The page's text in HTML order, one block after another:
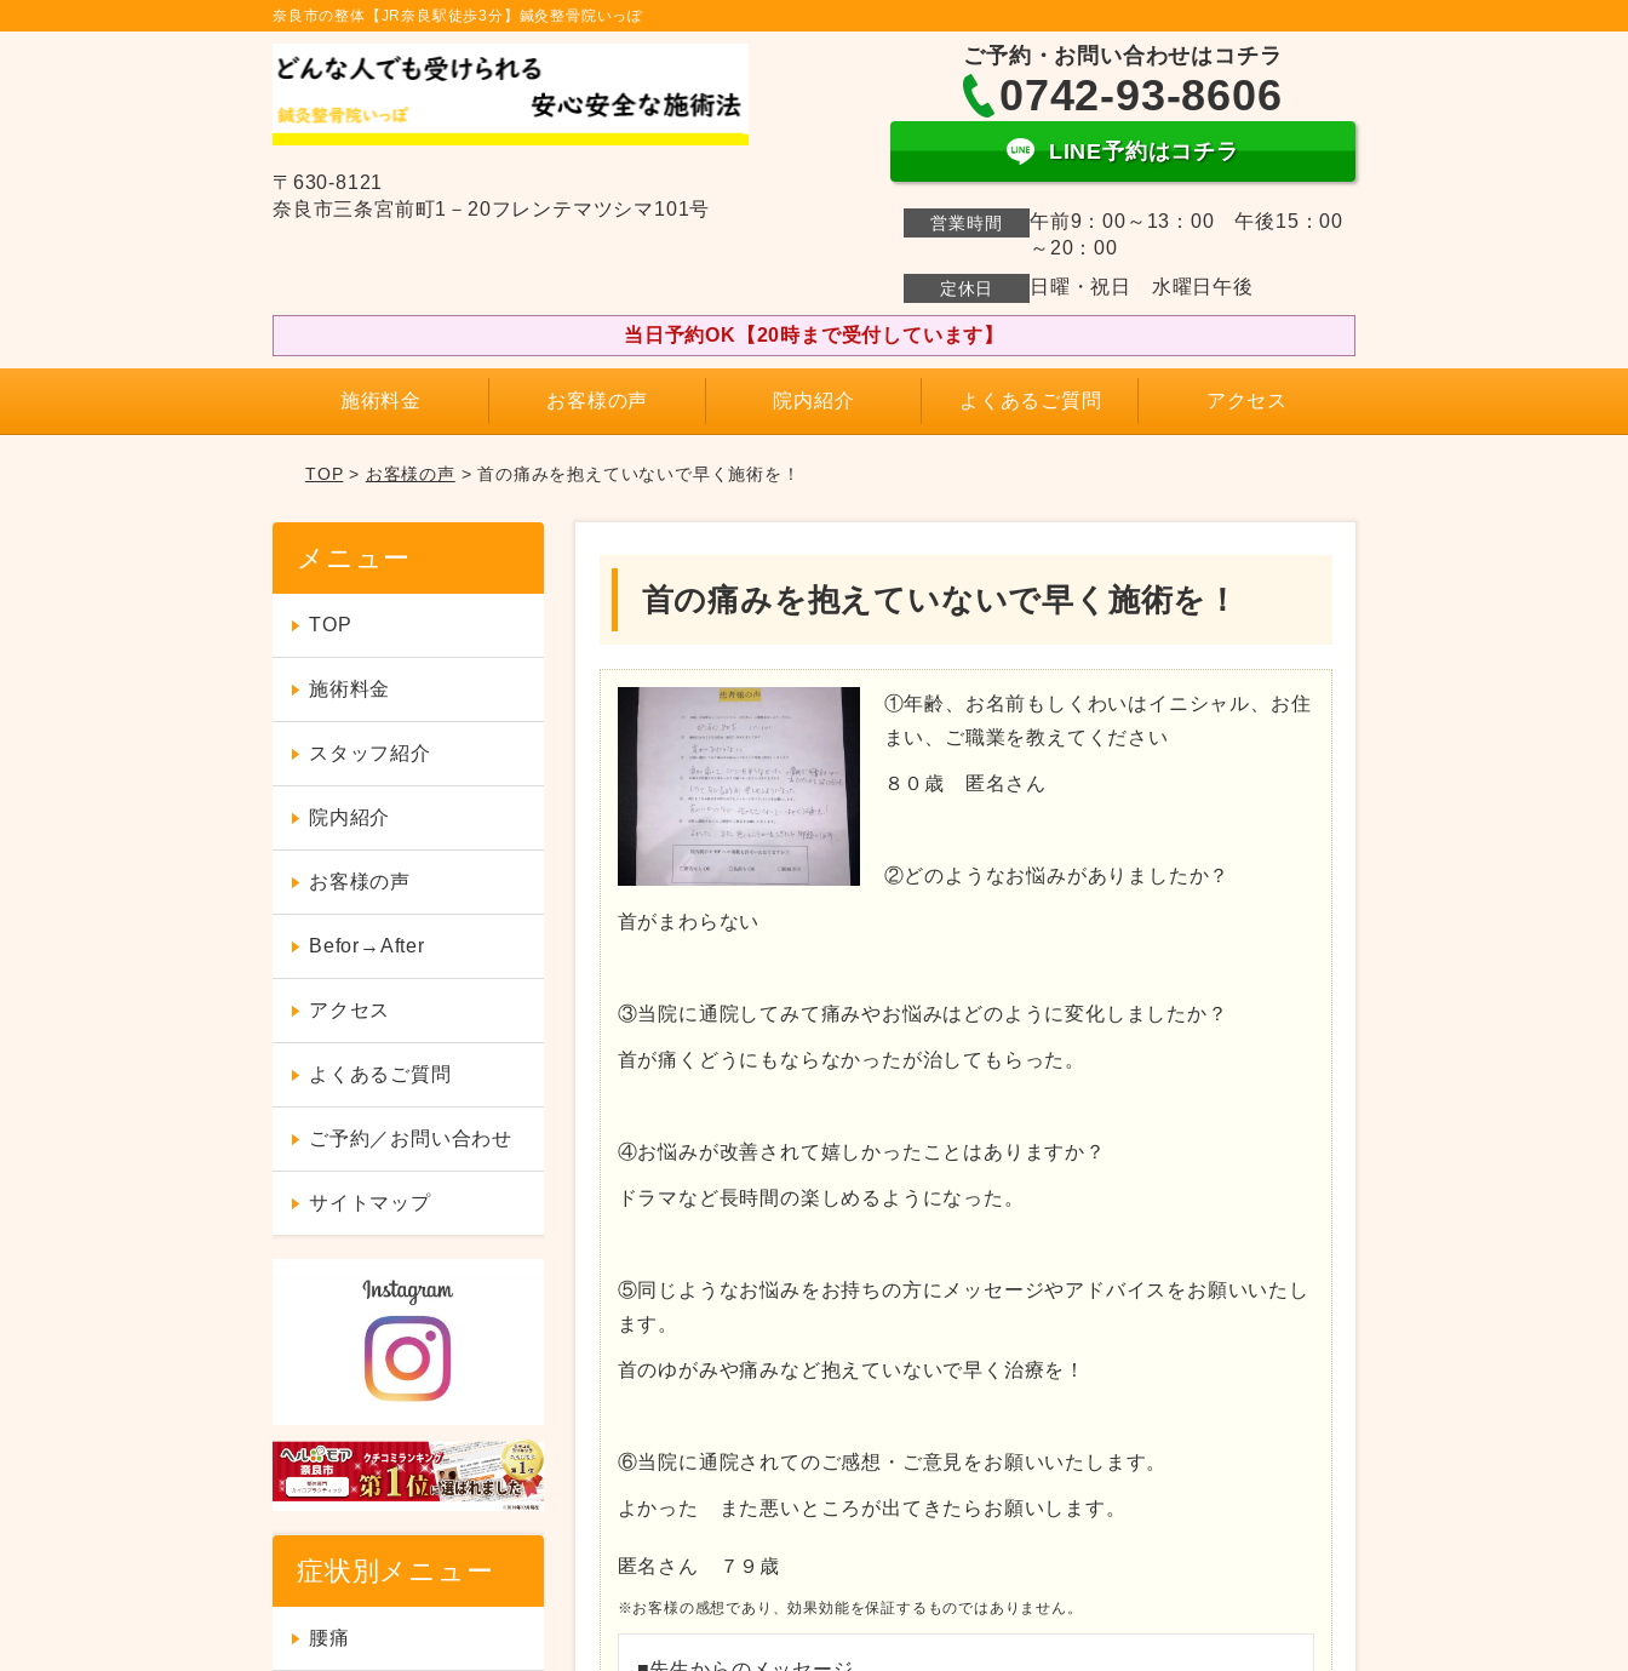
奈良市の整体【JR奈良駅徒歩3分】鍼灸整骨院いっぽ
〒630-8121
奈良市三条宮前町1－20フレンテマツシマ101号
ご予約・お問い合わせはコチラ
0742-93-8606
LINE予約はコチラ
営業時間
午前9：00～13：00 午後15：00
～20：00
定休日 日曜・祝日 水曜日午後
当日予約OK【20時まで受付しています】
施術料金 お客様の声 院内紹介 よくあるご質問 アクセス
TOP > お客様の声 > 首の痛みを抱えていないで早く施術を！
首の痛みを抱えていないで早く施術を！
①年齢、お名前もしくわいはイニシャル、お住
まい、ご職業を教えてください
８０歳 匿名さん
②どのようなお悩みがありましたか？
首がまわらない
③当院に通院してみて痛みやお悩みはどのように変化しましたか？
首が痛くどうにもならなかったが治してもらった。
④お悩みが改善されて嬉しかったことはありますか？
ドラマなど長時間の楽しめるようになった。
⑤同じようなお悩みをお持ちの方にメッセージやアドバイスをお願いいたし
ます。
首のゆがみや痛みなど抱えていないで早く治療を！
⑥当院に通院されてのご感想・ご意見をお願いいたします。
よかった また悪いところが出てきたらお願いします。
匿名さん ７９歳
※お客様の感想であり、効果効能を保証するものではありません。
メニュー
TOP
施術料金
スタッフ紹介
院内紹介
お客様の声
Befor→After
アクセス
よくあるご質問
ご予約／お問い合わせ
サイトマップ
症状別メニュー
腰痛